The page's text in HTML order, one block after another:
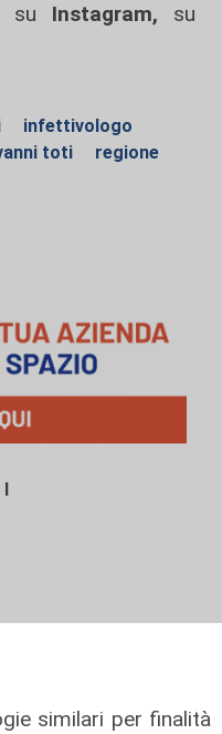
similari per finalità
su Instagram, su
infettivologo
toti
regione